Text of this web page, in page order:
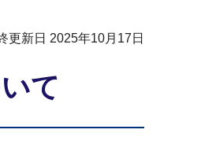
更新日 2025年10月17日
て